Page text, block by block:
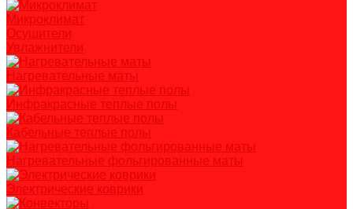
Микроклимат
Осушители
Увлажнители
Нагревательные маты
Инфракрасные теплые полы
Кабельные теплые полы
Нагревательные фольгированные маты
Электрические коврики